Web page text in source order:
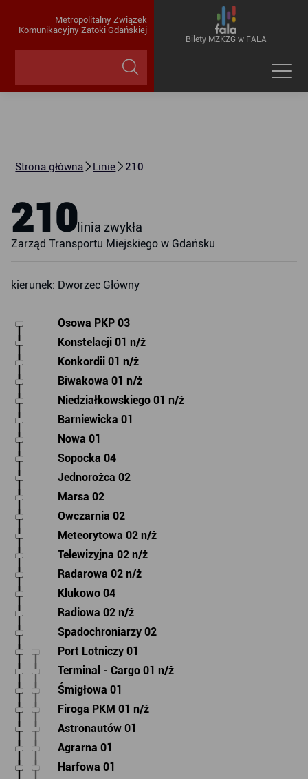
Metropolitalny Związek
Komunikacyjny Zatoki Gdańskiej
Bilety MZKZG w FALA
Strona główna Linie 210
210linia zwykła
Zarząd Transportu Miejskiego w Gdańsku
kierunek: Dworzec Główny
Osowa PKP 03
Konstelacji 01 n/ż
Konkordii 01 n/ż
Biwakowa 01 n/ż
Niedziałkowskiego 01 n/ż
Barniewicka 01
Nowa 01
Sopocka 04
Jednorożca 02
Marsa 02
Owczarnia 02
Meteorytowa 02 n/ż
Telewizyjna 02 n/ż
Radarowa 02 n/ż
Klukowo 04
Radiowa 02 n/ż
Spadochroniarzy 02
Port Lotniczy 01
Terminal - Cargo 01 n/ż
Śmigłowa 01
Firoga PKM 01 n/ż
Astronautów 01
Agrarna 01
Harfowa 01